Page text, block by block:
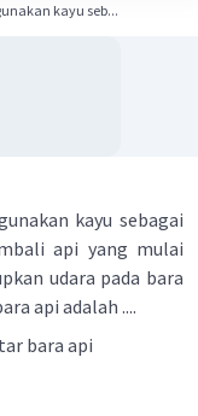
kayu seb...
kayu sebagai
api yang mulai
udara pada bara
api adalah ....
bara api